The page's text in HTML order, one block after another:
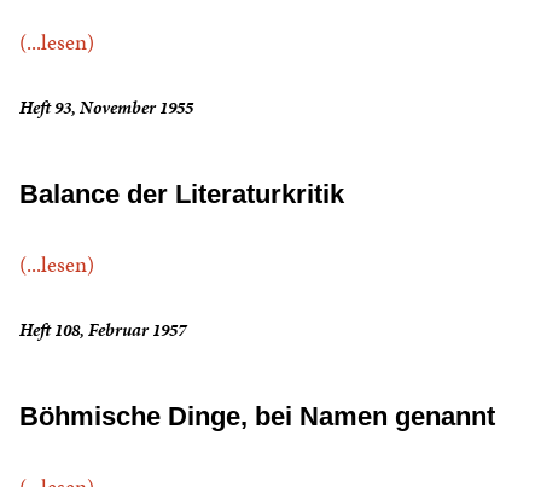
(...lesen)
Heft 93, November 1955
Balance der Literaturkritik
(...lesen)
Heft 108, Februar 1957
Böhmische Dinge, bei Namen genannt